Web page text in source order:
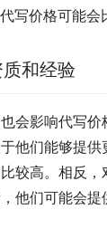
写价格可能会
和经验
会影响代写
他们能够提供
较高。相反
他们可能会提